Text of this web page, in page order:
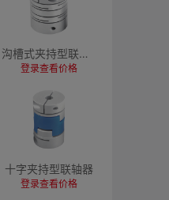
沟槽式夹持型联轴器
登录查看价格
十字夹持型联轴器
登录查看价格